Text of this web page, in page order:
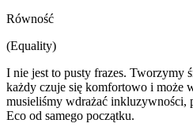
Równość
(Equality)
I nie jest to pusty frazes. Tworzymy
każdy czuje się komfortowo i może
musieliśmy wdrażać inkluzywności,
Eco od samego początku.